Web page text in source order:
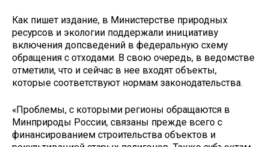
Как пишет издание, в Министерстве природных
ресурсов и экологии поддержали инициативу
включения допсведений в федеральную схему
обращения с отходами. В свою очередь, в ведомстве
отметили, что и сейчас в нее входят объекты,
которые соответствуют нормам законодательства.
«Проблемы, с которыми регионы обращаются в
Минприроды России, связаны прежде всего с
финансированием строительства объектов и